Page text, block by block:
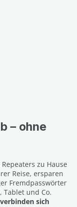
– ohne
zu Hause
Reise, ersparen
Fremdpasswörter
Tablet und Co.
verbinden sich